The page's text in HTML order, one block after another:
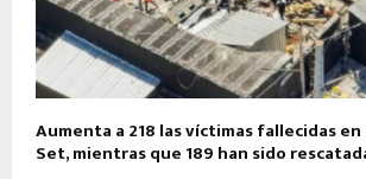
Aumenta a 218 las víctimas fallecidas
Set, mientras que 189 han sido